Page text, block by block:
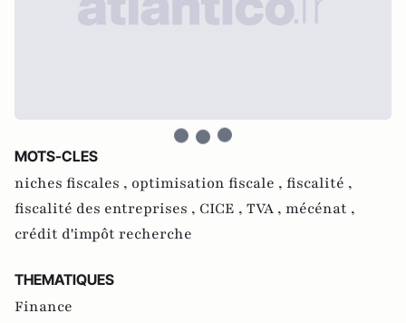
MOTS-CLES
niches fiscales , optimisation fiscale , fiscalité ,
fiscalité des entreprises , CICE , TVA , mécénat ,
crédit d'impôt recherche
THEMATIQUES
Finance